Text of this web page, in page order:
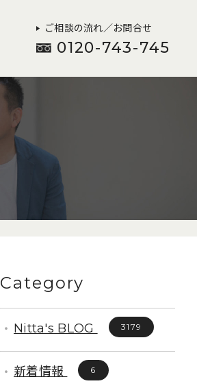
ご相談の流れ／お問合せ
0120-743-745
Category
Nitta's BLOG 3179
新着情報 6